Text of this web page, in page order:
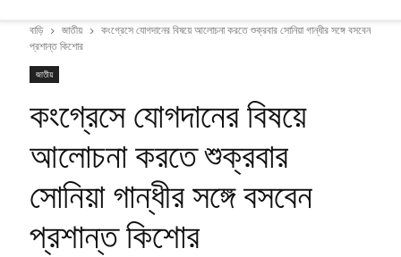
বাড়ি জাতীয়
কংগ্রেসে যোগদানের বিষয়ে আলোচনা করতে শুক্রবার সোনিয়া গান্ধীর সঙ্গে বসবেন
প্রশান্ত কিশোর
জাতীয়
কংগ্রেসে যোগদানের বিষয়ে
আলোচনা করতে শুক্রবার
সোনিয়া গান্ধীর সঙ্গে বসবেন
প্রশান্ত কিশোর